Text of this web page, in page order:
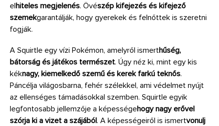
elhiteles megjelenés. Övészép kifejezés és kifejező
szemekgarantálják, hogy gyerekek és felnőttek is szeretni
fogják.
A Squirtle egy vízi Pokémon, amelyről ismerthűség,
bátorság és játékos természet. Úgy néz ki, mint egy kis
kéknagy, kiemelkedő szemű és kerek farkú teknős.
Páncélja világosbarna, fehér szélekkel, ami védelmet nyújt
az ellenséges támadásokkal szemben. Squirtle egyik
legfontosabb jellemzője a képességehogy nagy erővel
szórja ki a vizet a szájából. A képességeiről is ismertvonulj